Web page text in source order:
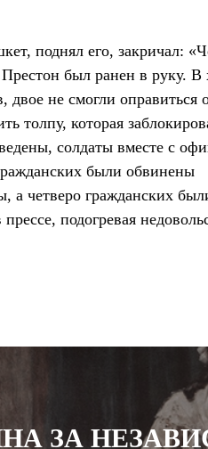
поднял его, закричал:
был ранен в руку. В
двое не смогли оправиться
толпу, которая
солдаты вместе с
были обвинены
а четверо гражданских
подогревая
ЗА